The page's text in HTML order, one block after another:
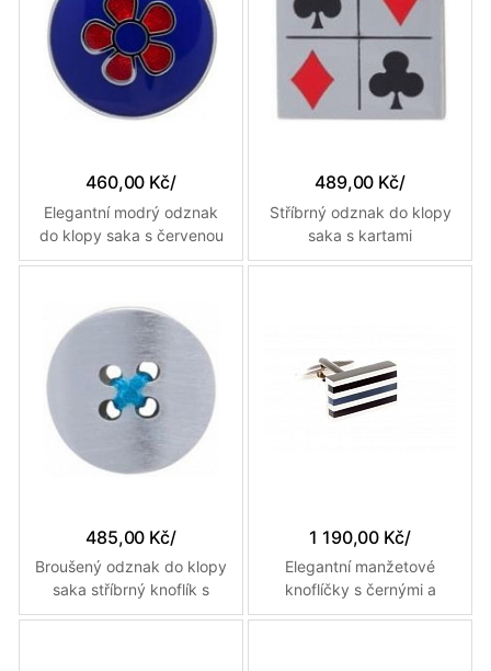
460,00 Kč/
Elegantní modrý odznak
do klopy saka s červenou
květinou
489,00 Kč/
Stříbrný odznak do klopy
saka s kartami
485,00 Kč/
Broušený odznak do klopy
saka stříbrný knoflík s
modrým prošitím
1 190,00 Kč/
Elegantní manžetové
knoflíčky s černými a
světle modrými pruhy